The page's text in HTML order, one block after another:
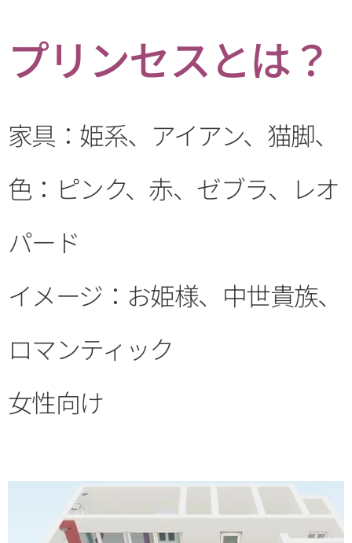
プリンセスとは？
家具：姫系、アイアン、猫脚、
色：ピンク、赤、ゼブラ、レオ
パード
イメージ：お姫様、中世貴族、
ロマンティック
女性向け